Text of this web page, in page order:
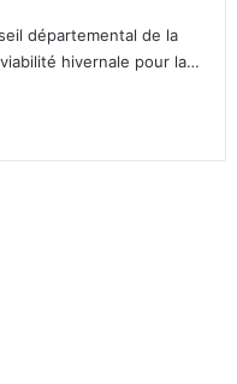
départemental de la
hivernale pour la…